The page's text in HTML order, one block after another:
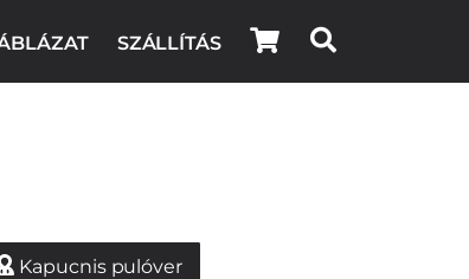
SZÁLLÍTÁS
Kapucnis pulóver